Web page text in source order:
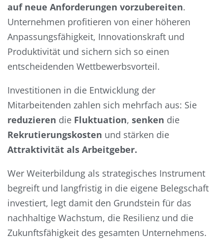
auf neue Anforderungen vorzubereiten.
Unternehmen profitieren von einer höheren
Anpassungsfähigkeit, Innovationskraft und
Produktivität und sichern sich so einen
entscheidenden Wettbewerbsvorteil.
Investitionen in die Entwicklung der
Mitarbeitenden zahlen sich mehrfach aus: Sie
reduzieren die Fluktuation, senken die
Rekrutierungskosten und stärken die
Attraktivität als Arbeitgeber.
Wer Weiterbildung als strategisches Instrument
begreift und langfristig in die eigene Belegschaft
investiert, legt damit den Grundstein für das
nachhaltige Wachstum, die Resilienz und die
Zukunftsfähigkeit des gesamten Unternehmens.